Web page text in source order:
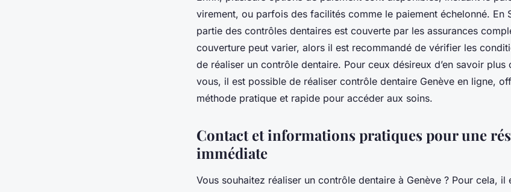
virement, ou parfois des facilités comme le paiement échelonné. En
partie des contrôles dentaires est couverte par les assurances
couverture peut varier, alors il est recommandé de vérifier les
de réaliser un contrôle dentaire. Pour ceux désireux d’en savoir
vous, il est possible de réaliser contrôle dentaire Genève en ligne,
méthode pratique et rapide pour accéder aux soins.
Contact et informations pratiques pour une
immédiate
Vous souhaitez réaliser un contrôle dentaire à Genève ? Pour cela, il